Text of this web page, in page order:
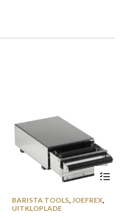
BARISTA TOOLS, JOEFREX,
UITKLOPLADE